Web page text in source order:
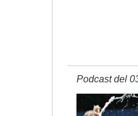
Podcast del